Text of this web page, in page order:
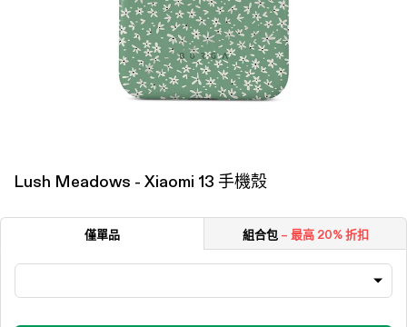
Lush Meadows - Xiaomi 13 手機殼
僅單品 組合包 – 最高 20% 折扣